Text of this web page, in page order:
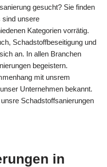
gesucht? Sie finden
sind unsere
Kategorien vorrätig.
Schadstoffbeseitigung und
an. In allen Branchen
begeistern.
mit unsrem
Unternehmen bekannt.
Schadstoffsanierungen
in